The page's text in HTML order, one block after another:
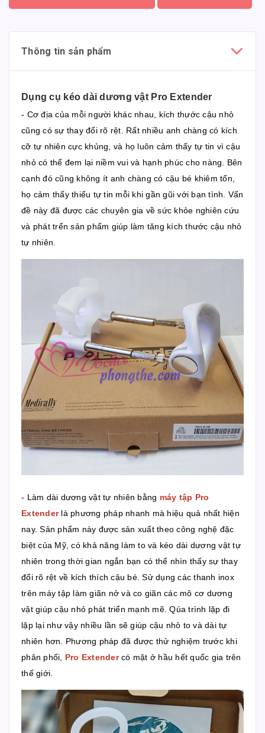
Thông tin sản phẩm
Dụng cụ kéo dài dương vật Pro Extender
- Cơ địa của mỗi người khác nhau, kích thước cậu nhỏ
cũng có sự thay đổi rõ rệt. Rất nhiều anh chàng có kích
cỡ tự nhiên cực khủng, và họ luôn cảm thấy tự tin vì cậu
nhỏ có thể đem lại niềm vui và hạnh phúc cho nàng. Bên
cạnh đó cũng không ít anh chàng có cậu bé khiêm tốn,
họ cảm thấy thiếu tự tin mỗi khi gần gũi với bạn tình. Vấn
đề này đã được các chuyên gia về sức khỏe nghiên cứu
và phát trển sản phẩm giúp làm tăng kích thước cậu nhỏ
tự nhiên.
- Làm dài dương vật tự nhiên bằng máy tập Pro
Extenderlà phương pháp nhanh mà hiệu quả nhất hiện
nay. Sản phẩm này được sản xuất theo công nghệ đặc
biệt của Mỹ, có khả năng làm to và kéo dài dương vật tự
nhiên trong thời gian ngắn bạn có thể nhìn thấy sự thay
đổi rõ rệt về kích thích cậu bé. Sử dụng các thanh inox
trên máy tập làm giãn nở và co giãn các mô cơ dương
vật giúp cậu nhỏ phát triển mạnh mẽ. Qúa trình lặp đi
lặp lại như vậy nhiều lần sẽ giúp cậu nhỏ to và dài tự
nhiên hơn. Phương pháp đã được thử nghiệm trước khi
phân phối, Pro Extendercó mặt ở hầu hết quốc gia trên
thế giới.